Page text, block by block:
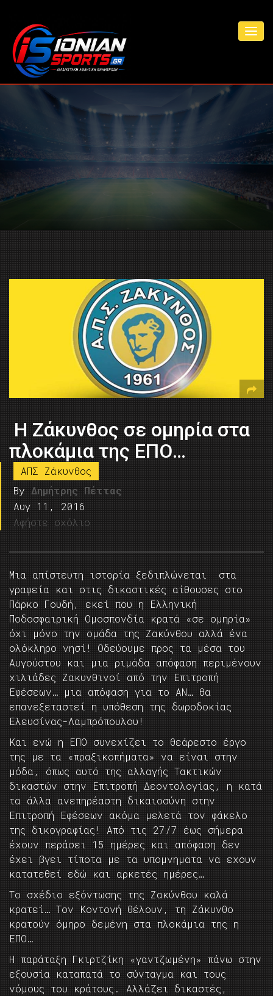
Η Ζάκυνθος σε ομηρία στα
πλοκάμια της ΕΠΟ…
ΑΠΣ Ζάκυνθος
By Δημήτρης Πέττας
Αυγ 11, 2016
Αφήστε σχόλιο
Μια απίστευτη ιστορία ξεδιπλώνεται στα
γραφεία και στις δικαστικές αίθουσες στο
Πάρκο Γουδή, εκεί που η Ελληνική
Ποδοσφαιρική Ομοσπονδία κρατά «σε ομηρία»
όχι μόνο την ομάδα της Ζακύνθου αλλά ένα
ολόκληρο νησί! Οδεύουμε προς τα μέσα του
Αυγούστου και μια ριμάδα απόφαση περιμένουν
χιλιάδες Ζακυνθινοί από την Επιτροπή
Εφέσεων… μια απόφαση για το ΑΝ… θα
επανεξεταστεί η υπόθεση της δωροδοκίας
Ελευσίνας-Λαμπρόπουλου!
Και ενώ η ΕΠΟ συνεχίζει το θεάρεστο έργο
της με τα «πραξικοπήματα» να είναι στην
μόδα, όπως αυτό της αλλαγής Τακτικών
δικαστών στην Επιτροπή Δεοντολογίας, η κατά
τα άλλα ανεπηρέαστη δικαιοσύνη στην
Επιτροπή Εφέσεων ακόμα μελετά τον φάκελο
της δικογραφίας! Από τις 27/7 έως σήμερα
έχουν περάσει 15 ημέρες και απόφαση δεν
έχει βγει τίποτα με τα υπομνηματα να εχουν
κατατεθεί εδώ και αρκετές ημέρες…
Το σχέδιο εξόντωσης της Ζακύνθου καλά
κρατεί… Τον Κοντονή θέλουν, τη Ζάκυνθο
κρατούν όμηρο δεμένη στα πλοκάμια της η
ΕΠΟ…
Η παράταξη Γκιρτζίκη «γαντζωμένη» πάνω στην
εξουσία καταπατά το σύνταγμα και τους
νόμους του κράτους. Αλλάζει δικαστές,